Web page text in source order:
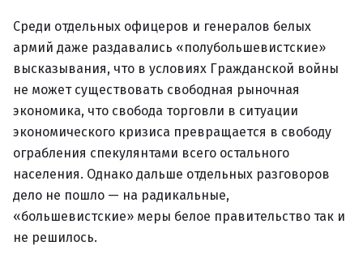
Среди отдельных офицеров и генералов белых
армий даже раздавались «полубольшевистские»
высказывания, что в условиях Гражданской войны
не может существовать свободная рыночная
экономика, что свобода торговли в ситуации
экономического кризиса превращается в свободу
ограбления спекулянтами всего остального
населения. Однако дальше отдельных разговоров
дело не пошло — на радикальные,
«большевистские» меры белое правительство так и
не решилось.